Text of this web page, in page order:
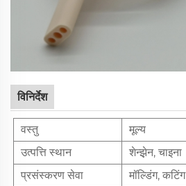
विनिर्देश
वस्तु
मूल्य
उत्पत्ति स्थान
शेन्झ़ेन, चाइना
प्रसंस्करण सेवा
मॉल्डिंग, कटिंग